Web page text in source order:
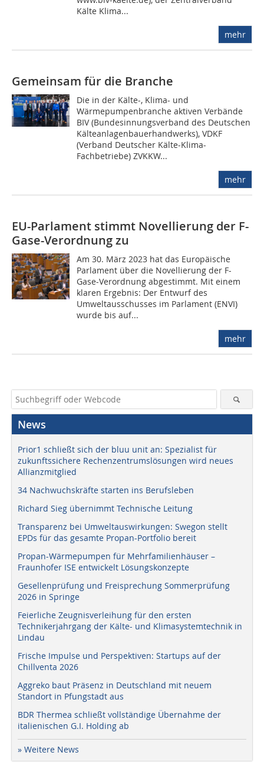
Kälte Klima...
mehr
Gemeinsam für die Branche
Die in der Kälte-, Klima- und
Wärmepumpenbranche aktiven Verbände
BIV (Bundesinnungsverband des Deutschen
Kälteanlagenbauerhandwerks), VDKF
(Verband Deutscher Kälte-Klima-
Fachbetriebe) ZVKKW...
mehr
EU-Parlament stimmt Novellierung der F-
Gase-Verordnung zu
Am 30. März 2023 hat das Europäische
Parlament über die Novellierung der F-
Gase-Verordnung abgestimmt. Mit einem
klaren Ergebnis: Der Entwurf des
Umweltausschusses im Parlament (ENVI)
wurde bis auf...
mehr
News
Prior1 schließt sich der bluu unit an: Spezialist für
zukunftssichere Rechenzentrumslösungen wird neues
Allianzmitglied
34 Nachwuchskräfte starten ins Berufsleben
Richard Sieg übernimmt Technische Leitung
Transparenz bei Umweltauswirkungen: Swegon stellt
EPDs für das gesamte Propan-Portfolio bereit
Propan-Wärmepumpen für Mehrfamilienhäuser –
Fraunhofer ISE entwickelt Lösungskonzepte
Gesellenprüfung und Freisprechung Sommerprüfung
2026 in Springe
Feierliche Zeugnisverleihung für den ersten
Technikerjahrgang der Kälte- und Klimasystemtechnik in
Lindau
Frische Impulse und Perspektiven: Startups auf der
Chillventa 2026
Aggreko baut Präsenz in Deutschland mit neuem
Standort in Pfungstadt aus
BDR Thermea schließt vollständige Übernahme der
italienischen G.I. Holding ab
» Weitere News